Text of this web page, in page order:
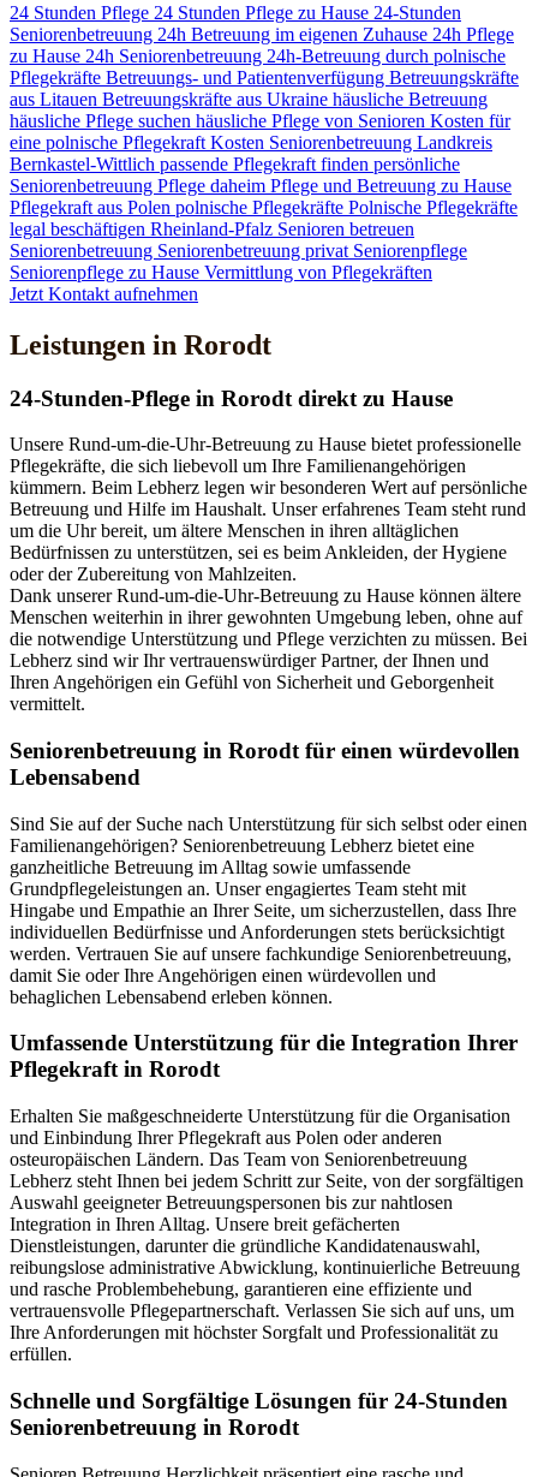
24 Stunden Pflege 24 Stunden Pflege zu Hause 24-Stunden
Seniorenbetreuung 24h Betreuung im eigenen Zuhause 24h Pflege
zu Hause 24h Seniorenbetreuung 24h-Betreuung durch polnische
Pflegekräfte Betreuungs- und Patientenverfügung Betreuungskräfte
aus Litauen Betreuungskräfte aus Ukraine häusliche Betreuung
häusliche Pflege suchen häusliche Pflege von Senioren Kosten für
eine polnische Pflegekraft Kosten Seniorenbetreuung Landkreis
Bernkastel-Wittlich passende Pflegekraft finden persönliche
Seniorenbetreuung Pflege daheim Pflege und Betreuung zu Hause
Pflegekraft aus Polen polnische Pflegekräfte Polnische Pflegekräfte
legal beschäftigen Rheinland-Pfalz Senioren betreuen
Seniorenbetreuung Seniorenbetreuung privat Seniorenpflege
Seniorenpflege zu Hause Vermittlung von Pflegekräften
Jetzt Kontakt aufnehmen
Leistungen in Rorodt
24-Stunden-Pflege in Rorodt direkt zu Hause
Unsere Rund-um-die-Uhr-Betreuung zu Hause bietet professionelle
Pflegekräfte, die sich liebevoll um Ihre Familienangehörigen
kümmern. Beim Lebherz legen wir besonderen Wert auf persönliche
Betreuung und Hilfe im Haushalt. Unser erfahrenes Team steht rund
um die Uhr bereit, um ältere Menschen in ihren alltäglichen
Bedürfnissen zu unterstützen, sei es beim Ankleiden, der Hygiene
oder der Zubereitung von Mahlzeiten.
Dank unserer Rund-um-die-Uhr-Betreuung zu Hause können ältere
Menschen weiterhin in ihrer gewohnten Umgebung leben, ohne auf
die notwendige Unterstützung und Pflege verzichten zu müssen. Bei
Lebherz sind wir Ihr vertrauenswürdiger Partner, der Ihnen und
Ihren Angehörigen ein Gefühl von Sicherheit und Geborgenheit
vermittelt.
Senioren­betreuung in Rorodt für einen würdevollen
Lebensabend
Sind Sie auf der Suche nach Unterstützung für sich selbst oder einen
Familienangehörigen? Seniorenbetreuung Lebherz bietet eine
ganzheitliche Betreuung im Alltag sowie umfassende
Grundpflegeleistungen an. Unser engagiertes Team steht mit
Hingabe und Empathie an Ihrer Seite, um sicherzustellen, dass Ihre
individuellen Bedürfnisse und Anforderungen stets berücksichtigt
werden. Vertrauen Sie auf unsere fachkundige Seniorenbetreuung,
damit Sie oder Ihre Angehörigen einen würdevollen und
behaglichen Lebensabend erleben können.
Umfassende Unterstützung für die Integration Ihrer
Pflegekraft in Rorodt
Erhalten Sie maßgeschneiderte Unterstützung für die Organisation
und Einbindung Ihrer Pflegekraft aus Polen oder anderen
osteuropäischen Ländern. Das Team von Seniorenbetreuung
Lebherz steht Ihnen bei jedem Schritt zur Seite, von der sorgfältigen
Auswahl geeigneter Betreuungspersonen bis zur nahtlosen
Integration in Ihren Alltag. Unsere breit gefächerten
Dienstleistungen, darunter die gründliche Kandidatenauswahl,
reibungslose administrative Abwicklung, kontinuierliche Betreuung
und rasche Problembehebung, garantieren eine effiziente und
vertrauensvolle Pflegepartnerschaft. Verlassen Sie sich auf uns, um
Ihre Anforderungen mit höchster Sorgfalt und Professionalität zu
erfüllen.
Schnelle und Sorgfältige Lösungen für 24-Stunden
Seniorenbetreuung in Rorodt